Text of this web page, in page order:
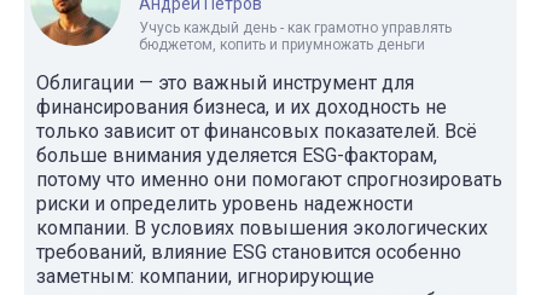
Учусь каждый день - как грамотно управлять
бюджетом, копить и приумножать деньги
Облигации — это важный инструмент для
финансирования бизнеса, и их доходность не
только зависит от финансовых показателей. Всё
больше внимания уделяется ESG-факторам,
потому что именно они помогают спрогнозировать
риски и определить уровень надежности
компании. В условиях повышения экологических
требований, влияние ESG становится особенно
заметным: компании, игнорирующие